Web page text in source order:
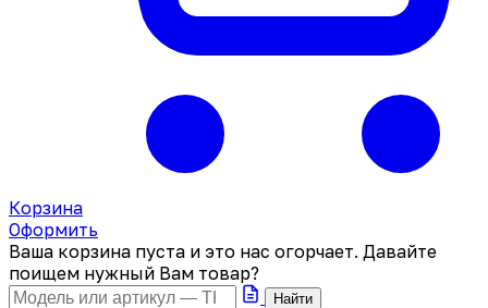
Корзина
Оформить
Ваша корзина пуста и это нас огорчает. Давайте
поищем нужный Вам товар?
Найти